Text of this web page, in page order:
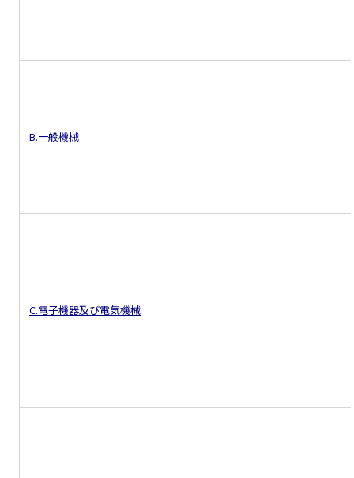
B.一般機械
C.電子機器及び電気機械